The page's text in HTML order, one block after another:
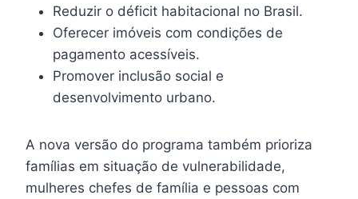
Reduzir o déficit habitacional no Brasil.
Oferecer imóveis com condições de
pagamento acessíveis.
Promover inclusão social e
desenvolvimento urbano.
A nova versão do programa também prioriza
famílias em situação de vulnerabilidade,
mulheres chefes de família e pessoas com